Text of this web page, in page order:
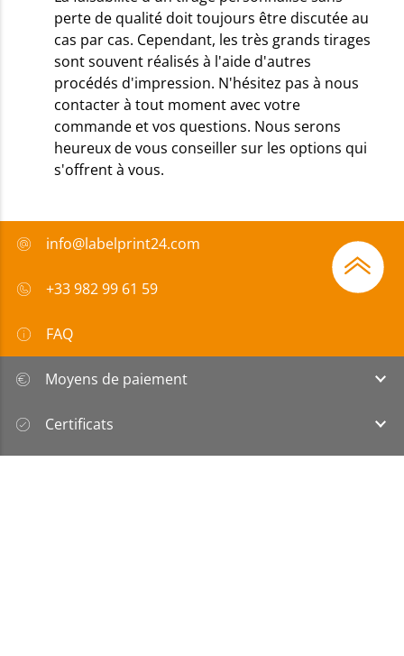
perte de qualité doit toujours être discutée au
cas par cas. Cependant, les très grands tirages
sont souvent réalisés à l'aide d'autres
procédés d'impression. N'hésitez pas à nous
contacter à tout moment avec votre
commande et vos questions. Nous serons
heureux de vous conseiller sur les options qui
s'offrent à vous.
info@labelprint24.com
+33 982 99 61 59
FAQ
Moyens de paiement
Certificats